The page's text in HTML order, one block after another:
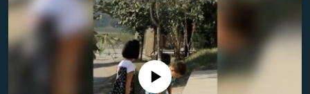
TÁRSADALOM
DEMOKRÁCIA
A PÉNZ NYOMÁBAN
Jelenleg nincs elérhető tartalom